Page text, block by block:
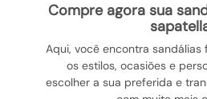
compre agora sua sandália feminina na
Aqui, você encontra sandálias
os estilos, ocasiões e
escolher a sua preferida e